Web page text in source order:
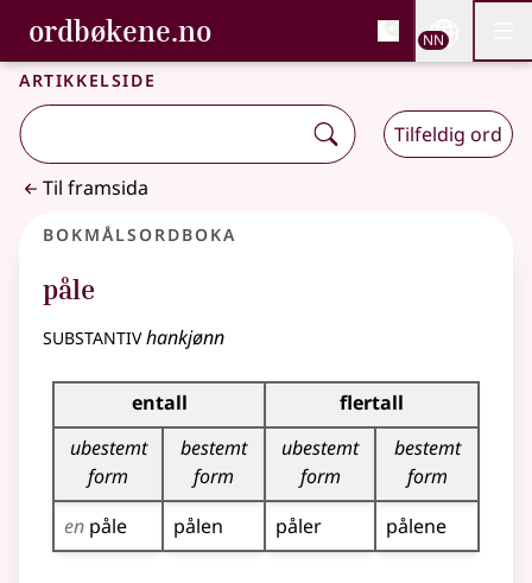
Gå til hovudinnhald
Tilgjenge
ordbøkene.no, Bokmålsordboka og
Bokmålsordboka og Nynorskordboka
NN
Artikkelside
Tilfeldig ord
Til framsida
Bokmålsordboka
påle
substantivhankjønn
Bøyingstabell for dette substantivet
entall
flertall
ubestemt
form
bestemt
form
ubestemt
form
bestemt
form
en påle pålen påler pålene